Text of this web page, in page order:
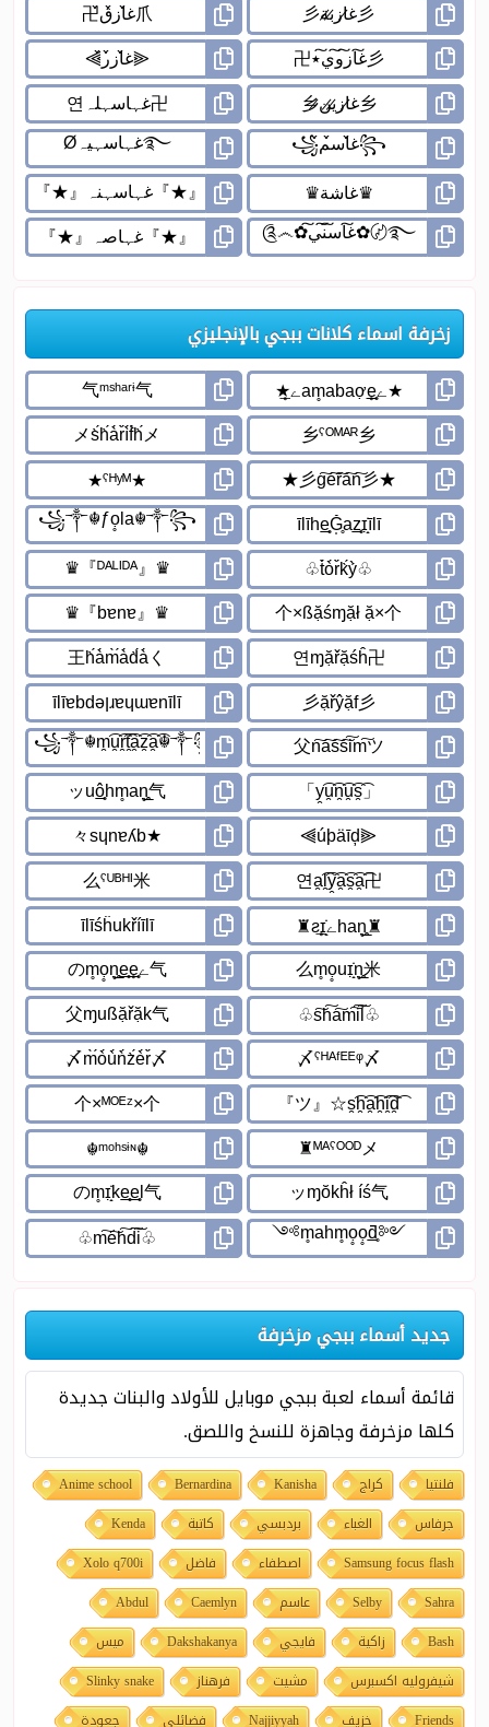
زخرفة اسماء كلانات ببجي بالإنجليزي
جديد أسماء ببجي مزخرفة
قائمة أسماء لعبة ببجي موبايل للأولاد والبنات جديدة
كلها مزخرفة وجاهزة للنسخ واللصق.
فلنتيا كراج Kanisha
Bernardina
Anime school
جرفاس
الغباء بردبسي كاتبة
Kenda
Samsung focus flash
اصطفاء فاضل
Xolo q700i
Sahra
Selby عاسم Caemlyn
Abdul
Bash
زاكية فايجي Dakshakanya
ميس
شيفروليه اكسبرس
مشيت فرهناز
Slinky snake
Friends
خزيف Najjiyyah فضائلي جعودة